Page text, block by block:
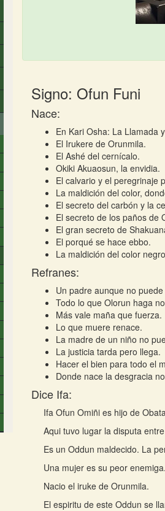
Signo: Ofun Funi
Nace:
En Kari Osha: La Llamada
El Irukere de Orunmila.
El Ashé del cernícalo.
Okiki Akuaosun, la envidia.
El calvario y el peregrinaje
La maldición del color,
El secreto del carbón y la
El secreto de los paños de
El gran secreto de
El porqué se hace ebbo.
La maldición del color
Refranes:
Un padre aunque no
Todo lo que Olorun haga
Más vale maña que fuerza.
Lo que muere renace.
La madre de un niño no
La justicia tarda pero llega.
Hacer el bien para todo el
Donde nace la desgracia
Dice Ifa:
Ifa Ofun Omiñi es hijo de
Aqui tuvo lugar la disputa
Es un Oddun maldecido. La
Una mujer es su peor enemiga.
Nacio el iruke de Orunmila.
El espiritu de este Oddun se